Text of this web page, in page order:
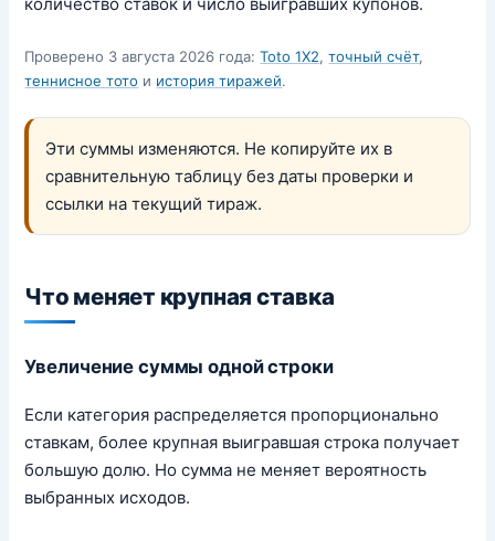
Проверено 3 августа 2026 года:Toto 1X2,точный счёт,
теннисное тото и история тиражей.
Эти суммы изменяются. Не копируйте их в
сравнительную таблицу без даты проверки и
ссылки на текущий тираж.
Что меняет крупная ставка
Увеличение суммы одной строки
Если категория распределяется пропорционально
ставкам, более крупная выигравшая строка получает
большую долю. Но сумма не меняет вероятность
выбранных исходов.